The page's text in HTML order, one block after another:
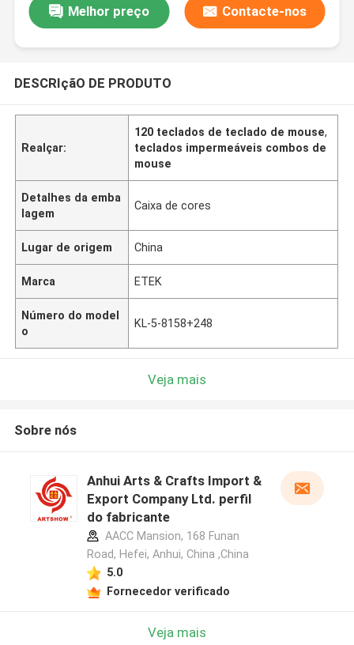
Melhor preço Contacte-nos
DESCRIçãO DE PRODUTO
Realçar:
120 teclados de teclado de mouse,
teclados impermeáveis combos de
mouse
Detalhes da emba
lagem
Caixa de cores
Lugar de origem China
Marca ETEK
Número do model
o
KL-5-8158+248
Veja mais
Sobre nós
Anhui Arts & Crafts Import &
Export Company Ltd. perfil
do fabricante
AACC Mansion, 168 Funan
Road, Hefei, Anhui, China ,China
5.0
Fornecedor verificado
Veja mais